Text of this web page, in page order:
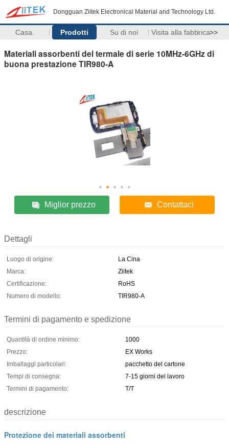
Dongguan Ziitek Electronical Material and Technology Ltd.
Casa. Prodotti Su di noi Visita alla fabbrica>>
Materiali assorbenti del termale di serie 10MHz-6GHz di
buona prestazione TIR980-A
Miglior prezzo Contattaci
Dettagli
Luogo di origine:
La Cina
Marca:
Ziitek
Certificazione:
RoHS
Numero di modello:
TIR980-A
Termini di pagamento e spedizione
Quantità di ordine minimo:
1000
Prezzo:
EX Works
Imballaggi particolari:
pacchetto del cartone
Tempi di consegna:
7-15 giorni del lavoro
Termini di pagamento:
T/T
descrizione
Protezione dei materiali assorbenti